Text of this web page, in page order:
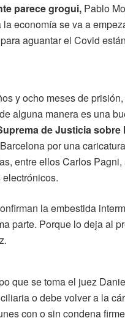
parece grogui, Pablo
economía se va a
aguantar el Covid
y ocho meses de
alguna manera es una
de Justicia
por una
entre ellos Carlos
la embestida
parte. Porque lo deja al
que se toma el juez
o debe volver a la
con o sin condena